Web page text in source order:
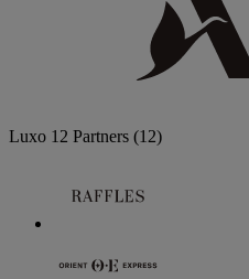
Luxo 12 Partners (12)